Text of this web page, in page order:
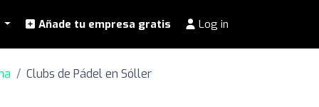
Añade tu empresa gratis Log in
Clubs de Pádel en Sóller